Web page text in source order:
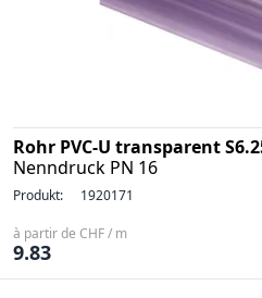
Rohr PVC-U transparent
Nenndruck PN 16
Produkt: 1920171
à partir de CHF / m
9.83